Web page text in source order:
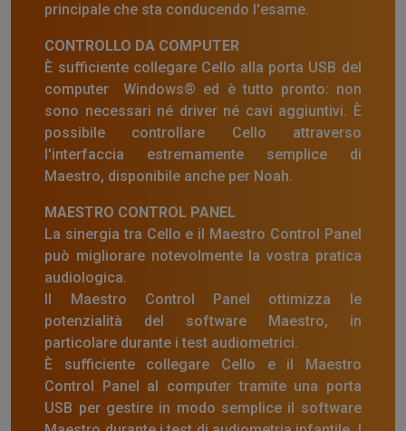
principale che sta conducendo l'esame.
CONTROLLO DA COMPUTER
È sufficiente collegare Cello alla porta USB del
computer Windows® ed è tutto pronto: non
sono necessari né driver né cavi aggiuntivi. È
possibile controllare Cello attraverso
l'interfaccia estremamente semplice di
Maestro, disponibile anche per Noah.
MAESTRO CONTROL PANEL
La sinergia tra Cello e il Maestro Control Panel
può migliorare notevolmente la vostra pratica
audiologica.
Il Maestro Control Panel ottimizza le
potenzialità del software Maestro, in
particolare durante i test audiometrici.
È sufficiente collegare Cello e il Maestro
Control Panel al computer tramite una porta
USB per gestire in modo semplice il software